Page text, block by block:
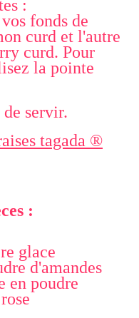
:
fonds de
curd et l'autre
curd. Pour
la pointe
servir.
tagada ®
:
glace
d'amandes
en poudre